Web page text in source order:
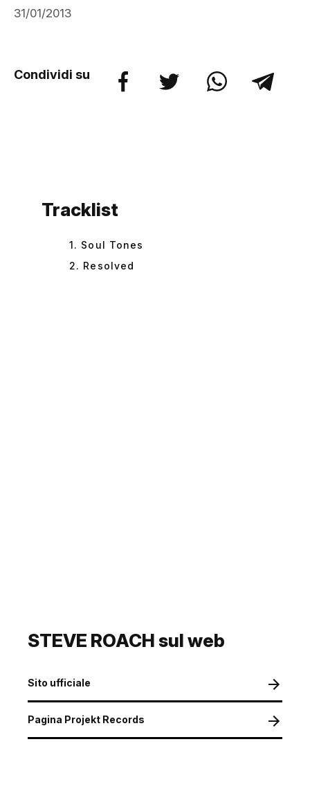
31/01/2013
Condividi su
Tracklist
1. Soul Tones
2. Resolved
STEVE ROACH sul web
Sito ufficiale
Pagina Projekt Records